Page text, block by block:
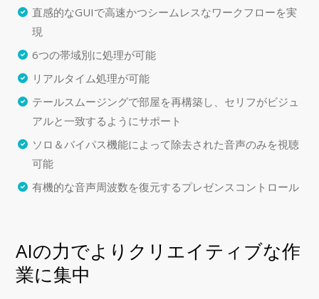
直感的なGUIで高速かつシームレスなワークフローを実
現
6つの帯域別に処理が可能
リアルタイム処理が可能
テールスムージングで部屋を再構築し、セリフがビジュ
アルと一致するようにサポート
ソロ＆バイパス機能によって除去された音声のみを視聴
可能
有機的な音声周波数を復元するプレゼンスコントロール
AIの力でよりクリエイティブな作
業に集中